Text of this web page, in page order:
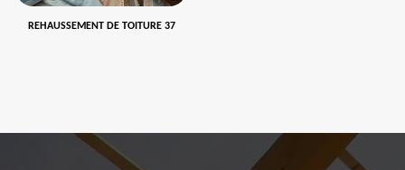
REHAUSSEMENT DE TOITURE 37